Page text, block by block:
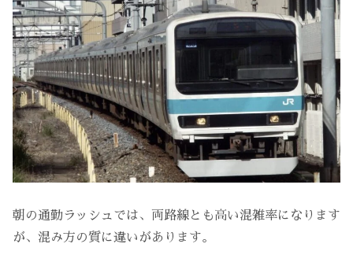
朝の通勤ラッシュでは、両路線とも高い混雑率になります
が、混み方の質に違いがあります。